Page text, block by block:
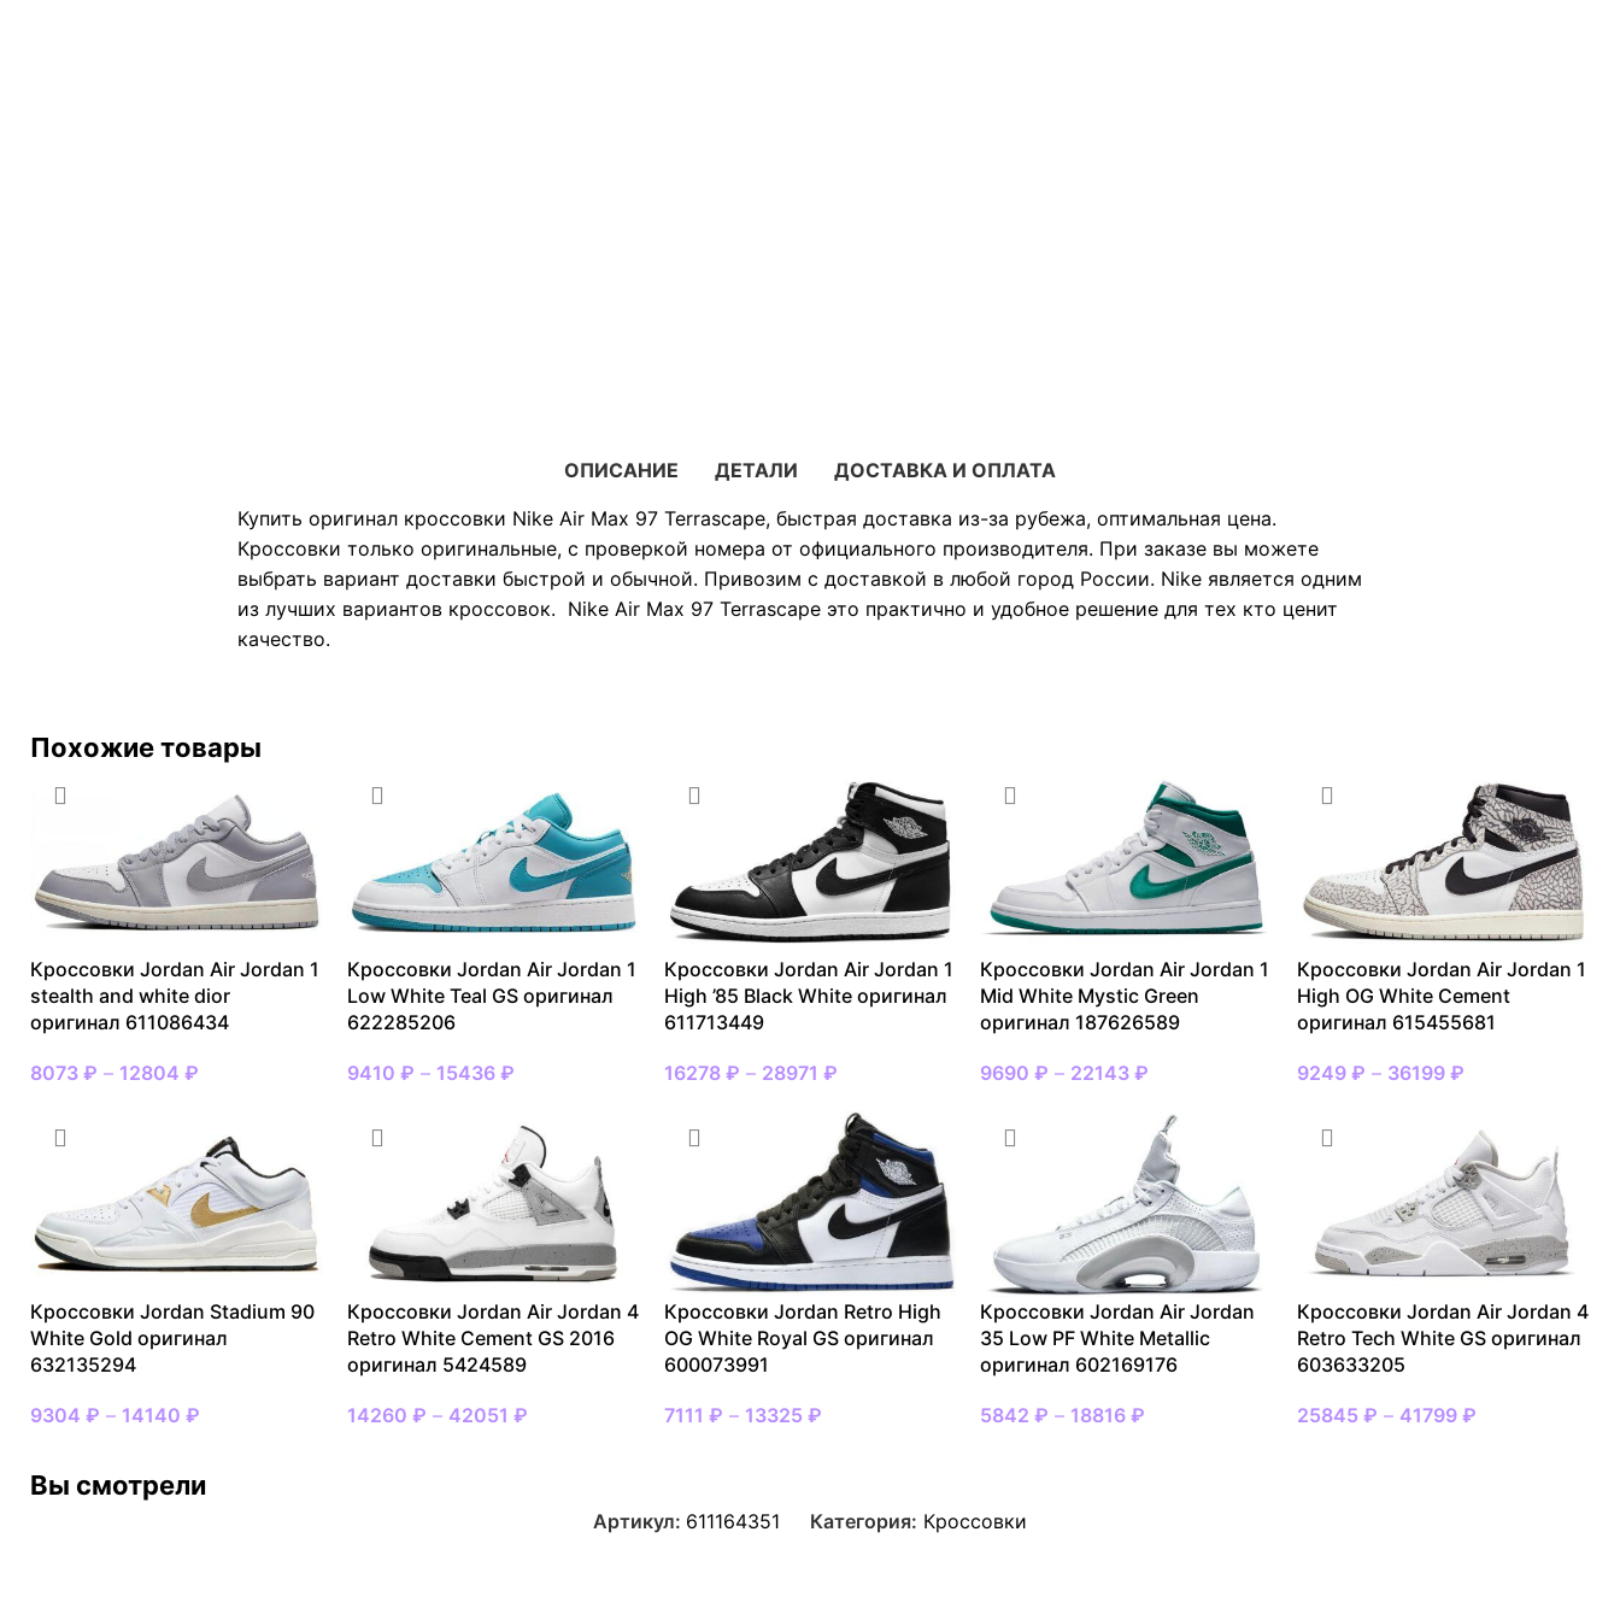
ОПИСАНИЕ ДЕТАЛИ
ДОСТАВКА И ОПЛАТА
Купить оригинал кроссовки Nike Air Max 97 Terrascape, быстрая доставка из-за рубежа, оптимальная цена.
Кроссовки только оригинальные, с проверкой номера от официального производителя. При заказе вы можете
выбрать вариант доставки быстрой и обычной. Привозим с доставкой в любой город России. Nike является одним
из лучших вариантов кроссовок. Nike Air Max 97 Terrascape это практично и удобное решение для тех кто ценит
качество.
Похожие товары
Кроссовки Jordan Air Jordan 1
stealth and white dior
оригинал 611086434
8073 ₽ – 12804 ₽
Кроссовки Jordan Air Jordan 1
Low White Teal GS оригинал
622285206
9410 ₽ – 15436 ₽
Кроссовки Jordan Air Jordan 1
High ’85 Black White оригинал
611713449
16278 ₽ – 28971 ₽
Кроссовки Jordan Air Jordan 1
Mid White Mystic Green
оригинал 187626589
9690₽ – 22143₽
Кроссовки Jordan Air Jordan 1
High OG White Cement
оригинал 615455681
9249₽ – 36199₽
Кроссовки Jordan Stadium 90
White Gold оригинал
632135294
9304 ₽ – 14140 ₽
Кроссовки Jordan Air Jordan 4
Retro White Cement GS 2016
оригинал 5424589
14260 ₽ – 42051 ₽
Кроссовки Jordan Retro High
OG White Royal GS оригинал
600073991
7111 ₽ – 13325 ₽
Кроссовки Jordan Air Jordan
35 Low PF White Metallic
оригинал 602169176
5842₽ – 18816₽
Кроссовки Jordan Air Jordan 4
Retro Tech White GS оригинал
603633205
25845₽ – 41799₽
Вы смотрели
Артикул: 611164351 Категория: Кроссовки